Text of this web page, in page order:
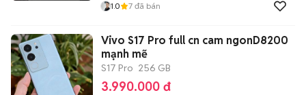
1.0 7 đã bán
Vivo S17 Pro full cn cam ngonD8200
mạnh mẽ
S17 Pro 256 GB
3.990.000 đ